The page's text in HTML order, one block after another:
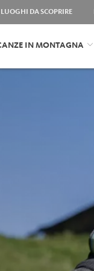
LUOGHI DA SCOPRIRE
IN MONTAGNA